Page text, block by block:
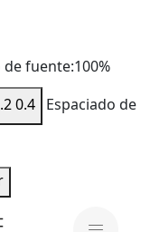
de fuente:100%
0.4 Espaciado de